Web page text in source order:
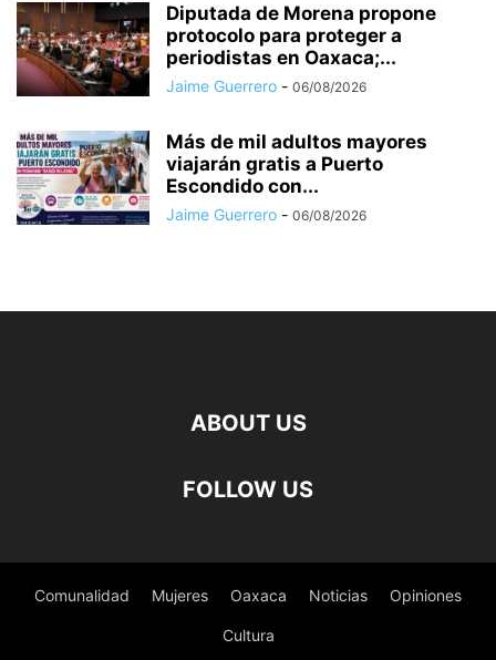
Diputada de Morena propone
protocolo para proteger a
periodistas en Oaxaca;...
Jaime Guerrero - 06/08/2026
Más de mil adultos mayores
viajarán gratis a Puerto
Escondido con...
Jaime Guerrero - 06/08/2026
ABOUT US
FOLLOW US
Comunalidad Mujeres Oaxaca Noticias Opiniones
Cultura